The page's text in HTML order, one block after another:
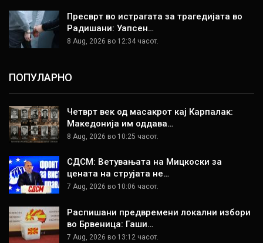
Пресврт во истрагата за трагедијата во
Радишани: Уапсен…
8 Aug, 2026 во 12:34 часот.
ПОПУЛАРНО
Четврт век од масакрот кај Карпалак:
Македонија им оддава…
8 Aug, 2026 во 10:25 часот.
СДСМ: Ветувањата на Мицкоски за
цената на струјата не…
7 Aug, 2026 во 10:06 часот.
Распишани предвремени локални избори
во Брвеница: Гаши…
7 Aug, 2026 во 13:12 часот.